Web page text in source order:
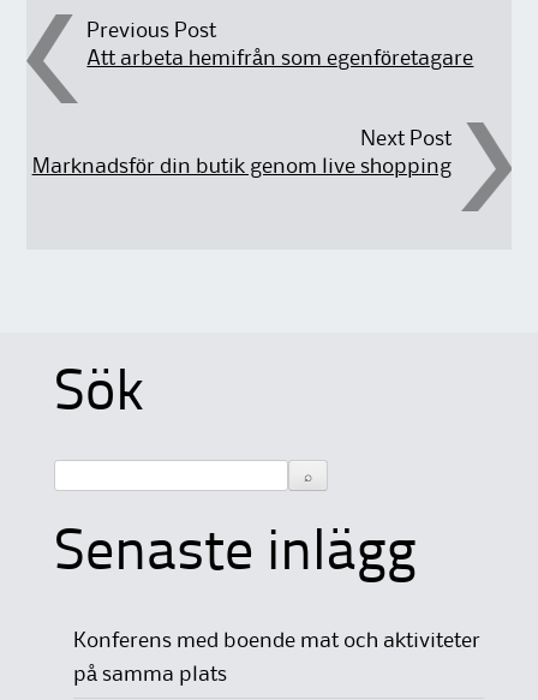
Post navigation
Previous Post
Att arbeta hemifrån som egenföretagare
Next Post
Marknadsför din butik genom live shopping
Sök
Senaste inlägg
Konferens med boende mat och aktiviteter
på samma plats